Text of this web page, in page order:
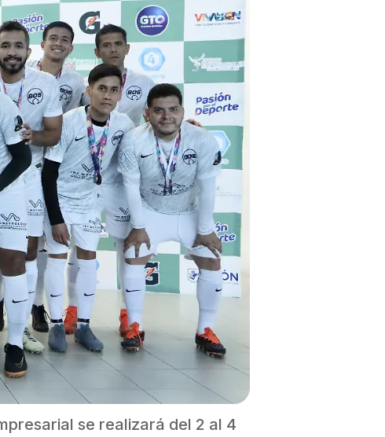
se realizará del 2 al 4